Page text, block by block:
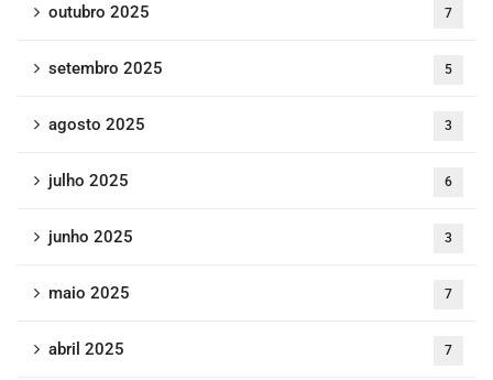
outubro 2025 7
setembro 2025 5
agosto 2025 3
julho 2025 6
junho 2025 3
maio 2025 7
abril 2025 7